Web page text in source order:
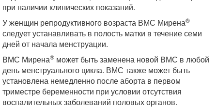
при наличии клинических показаний.
У женщин репродуктивного возраста ВМС Мирена®
следует устанавливать в полость матки в течение семи
дней от начала менструации.
ВМС Мирена® может быть заменена новой ВМС в любой
день менструального цикла. ВМС также может быть
установлена немедленно после аборта в первом
триместре беременности при условии отсутствия
воспалительных заболеваний половых органов.